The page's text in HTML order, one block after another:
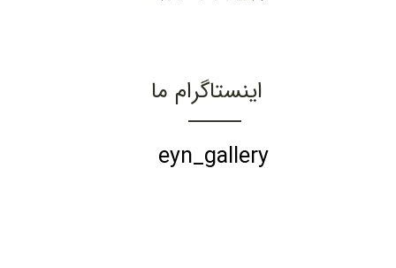
اینستاگرام ما
eyn_gallery